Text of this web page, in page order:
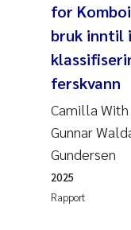
Valentina
Tânia
Belinda
Elianne
for
bruk inntil
ferskvann
Camilla
Gunnar
Gundersen
Rapport
2025